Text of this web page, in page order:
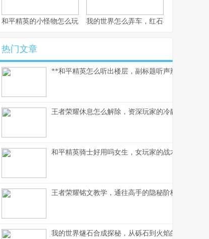
和平精英的小怪物怎么玩，战术细节与实战心得我的世界怎么弄车，红石与创造的交响
热门文章
**和平精英怎么听出楼层，副标题听声辨位决胜攻
王者荣耀休息怎么解除，资深玩家的冷静思考与
和平精英骑士好用吗女生，女玩家的战术美学与实
王者荣耀铭文教学，通往高手的隐秘阶梯副标题，
我的世界燧石合成探秘，从砾石到火焰的生存艺术